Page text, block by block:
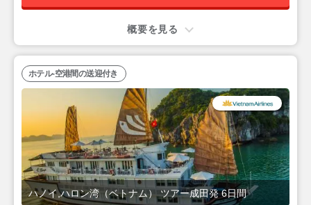
概要を見る
ハノイ,ハロン湾（ベトナム） ツアー成田発 6日間
ホテル-空港間の送迎付き